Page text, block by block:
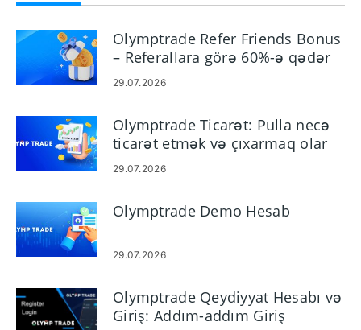
Olymptrade Refer Friends Bonus
– Referallara görə 60%-ə qədər
komissiya qazanın
29.07.2026
Olymptrade Ticarət: Pulla necə
ticarət etmək və çıxarmaq olar
29.07.2026
Olymptrade Demo Hesab
29.07.2026
Olymptrade Qeydiyyat Hesabı və
Giriş: Addım-addım Giriş